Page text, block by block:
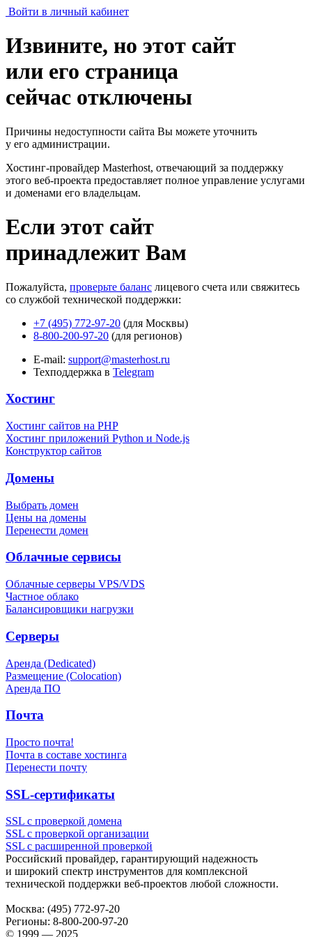
Войти в личный кабинет
Извините, но этот сайт
или его страница
сейчас отключены
Причины недоступности сайта Вы можете уточнить
у его администрации.
Хостинг-провайдер Masterhost, отвечающий за поддержку
этого веб-проекта предоставляет полное управление услугами
и доменами его владельцам.
Если этот сайт
принадлежит Вам
Пожалуйста, проверьте баланс лицевого счета или свяжитесь
со службой технической поддержки:
+7 (495) 772-97-20 (для Москвы)
8-800-200-97-20 (для регионов)
E-mail: support@masterhost.ru
Техподдержка в Telegram
Хостинг
Хостинг сайтов на PHP
Хостинг приложений Python и Node.js
Конструктор сайтов
Домены
Выбрать домен
Цены на домены
Перенести домен
Облачные сервисы
Облачные серверы VPS/VDS
Частное облако
Балансировщики нагрузки
Серверы
Аренда (Dedicated)
Размещение (Colocation)
Аренда ПО
Почта
Просто почта!
Почта в составе хостинга
Перенести почту
SSL-сертификаты
SSL с проверкой домена
SSL с проверкой организации
SSL с расширенной проверкой
Российский провайдер, гарантирующий надежность
и широкий спектр инструментов для комплексной
технической поддержки веб-проектов любой сложности.
Москва: (495) 772-97-20
Регионы: 8-800-200-97-20
© 1999 — 2025